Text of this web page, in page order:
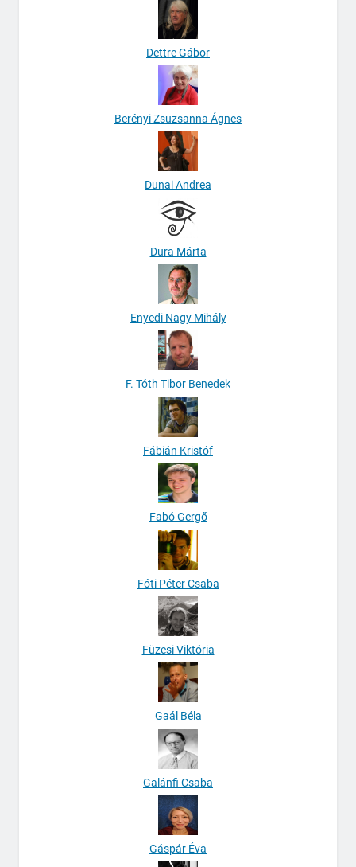
Dettre Gábor
Berényi Zsuzsanna Ágnes
Dunai Andrea
Dura Márta
Enyedi Nagy Mihály
F. Tóth Tibor Benedek
Fábián Kristóf
Fabó Gergő
Fóti Péter Csaba
Füzesi Viktória
Gaál Béla
Galánfi Csaba
Gáspár Éva